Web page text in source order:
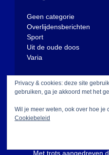
Geen categorie
Overlijdensberichten
Sport
Uit de oude doos
Varia
Met trots aangedreven
Privacy & cookies: deze site
gebruiken, ga je akkoord met het
Wil je meer weten, ook over hoe je
Cookiebeleid